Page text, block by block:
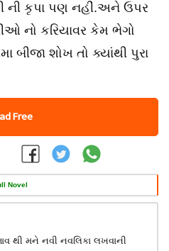
ની કૃપા પણ નહીં.અને ઉપર
નો કરિયાવર કેમ ભેગો
બીજા શોખ તો ક્યાંથી પુરા
Free
Novel
થી મને નવી નવલિકા લખવાની